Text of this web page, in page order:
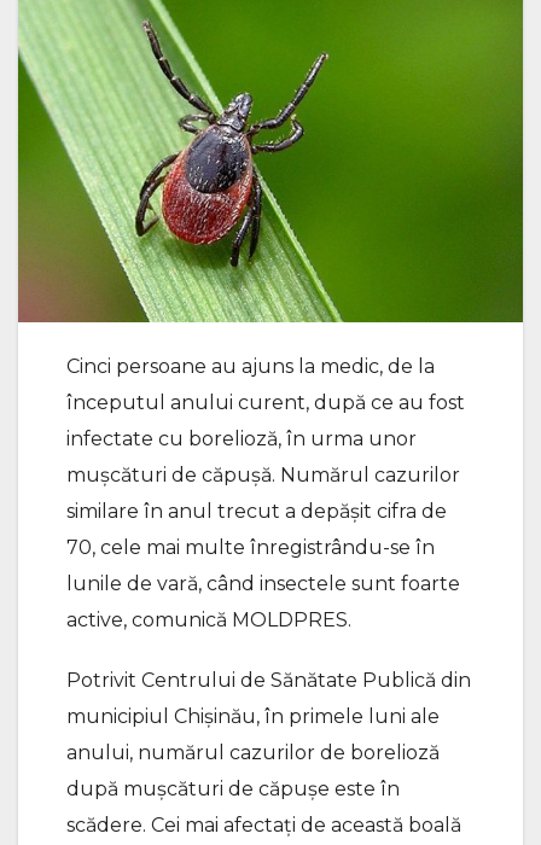
Cinci persoane au ajuns la medic, de la
începutul anului curent, după ce au fost
infectate cu borelioză, în urma unor
mușcături de căpușă. Numărul cazurilor
similare în anul trecut a depășit cifra de
70, cele mai multe înregistrându-se în
lunile de vară, când insectele sunt foarte
active, comunică MOLDPRES.
Potrivit Centrului de Sănătate Publică din
municipiul Chișinău, în primele luni ale
anului, numărul cazurilor de borelioză
după mușcături de căpușe este în
scădere. Cei mai afectați de această boală